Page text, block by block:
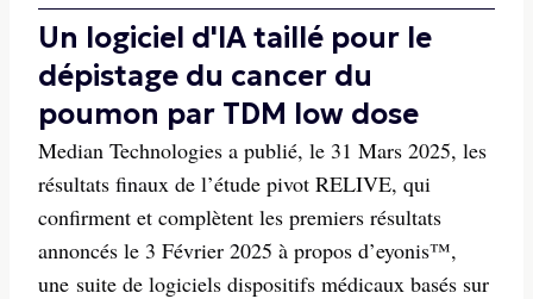
Un logiciel d'IA taillé pour le
dépistage du cancer du
poumon par TDM low dose
Median Technologies a publié, le 31 Mars 2025, les
résultats finaux de l’étude pivot RELIVE, qui
confirment et complètent les premiers résultats
annoncés le 3 Février 2025 à propos d’eyonis™,
une suite de logiciels dispositifs médicaux basés sur